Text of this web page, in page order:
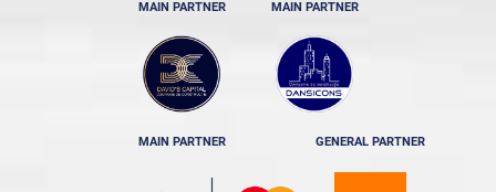
MAIN PARTNER MAIN PARTNER
MAIN PARTNER GENERAL PARTNER